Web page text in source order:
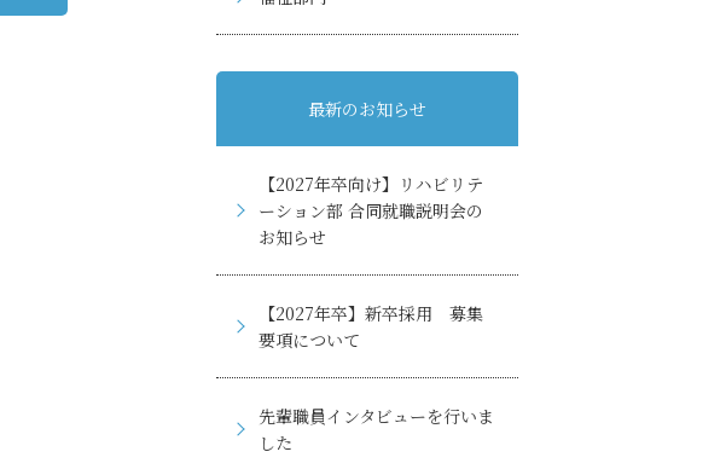
最新のお知らせ
【2027年卒向け】リハビリテ
ーション部 合同就職説明会の
お知らせ
【2027年卒】新卒採用 募集
要項について
先輩職員インタビューを行いま
した